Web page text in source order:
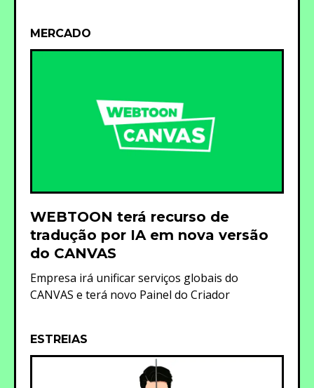
MERCADO
WEBTOON terá recurso de
tradução por IA em nova versão
do CANVAS
Empresa irá unificar serviços globais do
CANVAS e terá novo Painel do Criador
ESTREIAS